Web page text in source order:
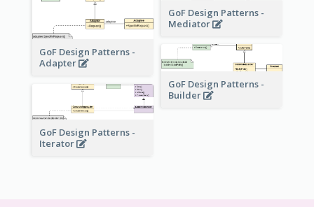
GoF Design Patterns -
Mediator
GoF Design Patterns -
Adapter
GoF Design Patterns -
Builder
GoF Design Patterns -
Iterator